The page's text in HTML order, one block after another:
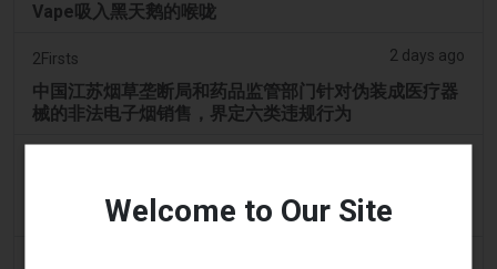
Vape吸入黑天鹅的喉咙
2Firsts 2 days ago
中国江苏烟草垄断局和药品监管部门针对伪装成医疗器
械的非法电子烟销售，界定六类违规行为
Tobacco Reporter
Welcome to Our Site